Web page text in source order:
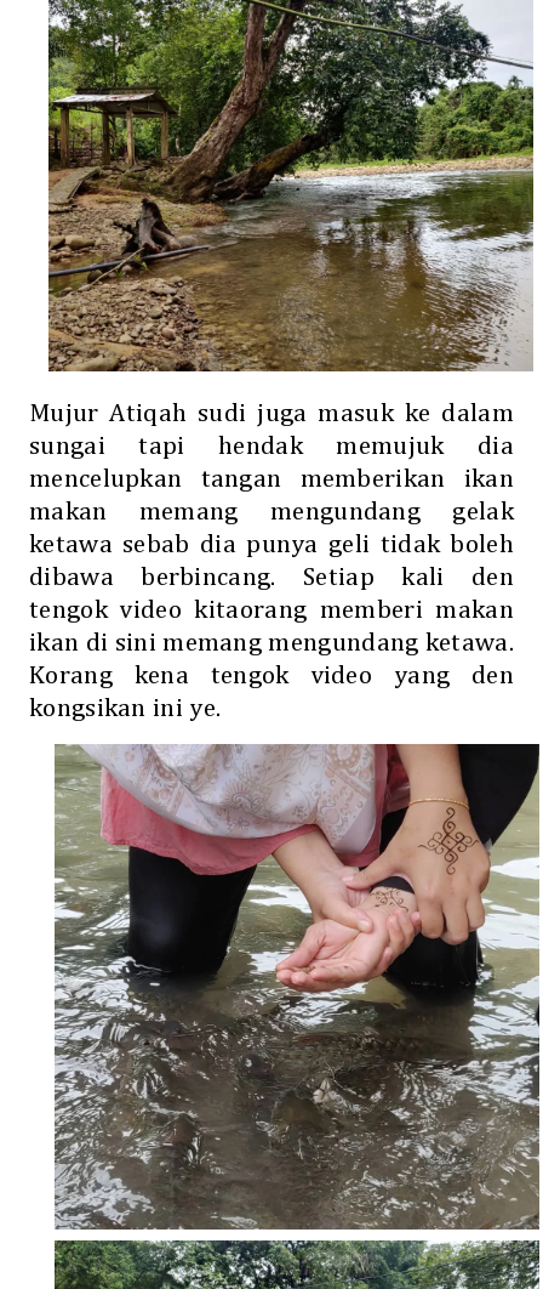
Mujur Atiqah sudi juga masuk ke dalam
sungai tapi hendak memujuk dia
mencelupkan tangan memberikan ikan
makan memang mengundang gelak
ketawa sebab dia punya geli tidak boleh
dibawa berbincang. Setiap kali den
tengok video kitaorang memberi makan
ikan di sini memang mengundang ketawa.
Korang kena tengok video yang den
kongsikan ini ye.